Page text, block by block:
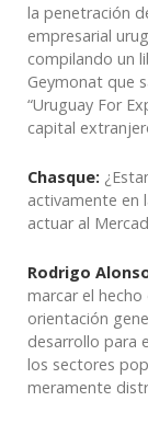
la penetración
empresarial
compilando un
Geymonat que
“Uruguay For
capital
Chasque:
activamente en
actuar al
Rodrigo
marcar el
orientación
desarrollo para
los sectores
meramente